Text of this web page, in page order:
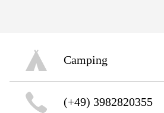
Camping
(+49) 3982820355